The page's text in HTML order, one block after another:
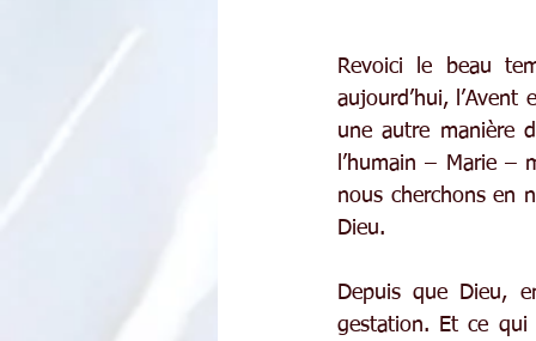
Revoici le beau
aujourd’hui,
une autre manière
l’humain – Marie –
nous cherchons en
Dieu.
Depuis que Dieu,
gestation. Et ce qui